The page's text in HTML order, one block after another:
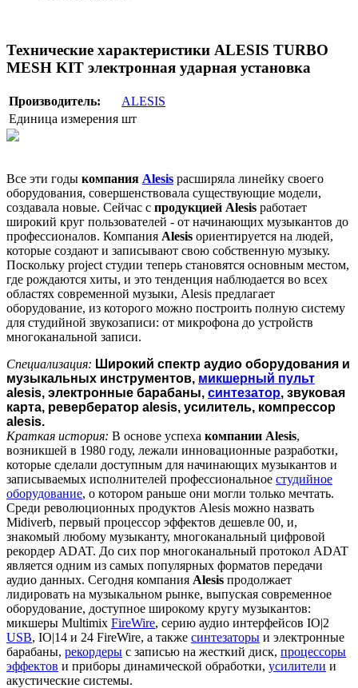
Технические характеристики ALESIS TURBO
MESH KIT электронная ударная установка
Производитель:
ALESIS
Единица измерения шт
Все эти годы компания Alesis расширяла линейку своего
оборудования, совершенствовала существующие модели,
создавала новые. Сейчас с продукцией Alesis работает
широкий круг пользователей - от начинающих музыкантов до
профессионалов. Компания Alesis ориентируется на людей,
которые создают и записывают свою собственную музыку.
Поскольку project студии теперь становятся основным местом,
где рождаются хиты, и это тенденция наблюдается во всех
областях современной музыки, Alesis предлагает
оборудование, из которого можно построить полную систему
для студийной звукозаписи: от микрофона до устройств
многоканальной записи.
Специализация: Широкий спектр аудио оборудования и
музыкальных инструментов, микшерный пульт
alesis, электронные барабаны, синтезатор, звуковая
карта, ревербератор alesis, усилитель, компрессор
alesis.
Краткая история: В основе успеха компании Alesis,
возникшей в 1980 году, лежали инновационные разработки,
которые сделали доступным для начинающих музыкантов и
записываемых исполнителей профессиональное студийное
оборудование, о котором раньше они могли только мечтать.
Среди революционных продуктов Alesis можно назвать
Midiverb, первый процессор эффектов дешевле 00, и,
знакомый любому музыканту, многоканальный цифровой
рекордер ADAT. До сих пор многоканальный протокол ADAT
является одним из самых популярных форматов передачи
аудио данных. Сегодня компания Alesis продолжает
лидировать на музыкальном рынке, выпуская современное
оборудование, доступное широкому кругу музыкантов:
микшеры Multimix FireWire, серию аудио интерфейсов IO|2
USB, IO|14 и 24 FireWire, а также синтезаторы и электронные
барабаны, рекордеры с записью на жесткий диск, процессоры
эффектов и приборы динамической обработки, усилители и
акустические системы.